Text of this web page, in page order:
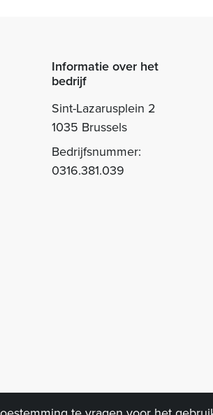
Informatie over het
bedrijf
Sint-Lazarusplein 2
1035 Brussels
Bedrijfsnummer:
0316.381.039